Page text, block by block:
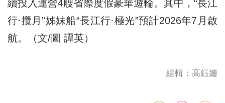
續投入運營4艘省際度假豪華遊輪。其中，“長江
行·攬月”姊妹船“長江行·極光”預計2026年7月啟
航。（文/圖 譚英）
編輯：高鈺姍